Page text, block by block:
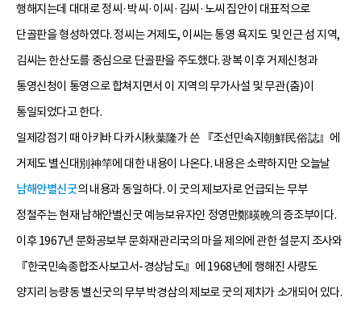
행해지는데 대대로 정씨·박씨·이씨·김씨·노씨 집안이 대표적으로
단골판을 형성하였다. 정씨는 거제도, 이씨는 통영 욕지도 및 인근 섬 지역,
김씨는 한산도를 중심으로 단골판을 주도했다. 광복 이후 거제신청과
통영신청이 통영으로 합쳐지면서 이 지역의 무가사설 및 무관(춤)이
통일되었다고 한다.
일제강점기 때 아키바 다카시秋葉隆가 쓴 『조선민속지朝鮮民俗誌』에
거제도 별신대別神竿에 대한 내용이 나온다. 내용은 소략하지만 오늘날
남해안별신굿의 내용과 동일하다. 이 굿의 제보자로 언급되는 무부
정철주는 현재 남해안별신굿 예능보유자인 정영만鄭暎晩의 증조부이다.
이후 1967년 문화공보부 문화재관리국의 마을 제의에 관한 설문지 조사와
『한국민속종합조사보고서-경상남도』에 1968년에 행해진 사량도
양지리 능량동 별신굿의 무부 박경삼의 제보로 굿의 제차가 소개되어 있다.